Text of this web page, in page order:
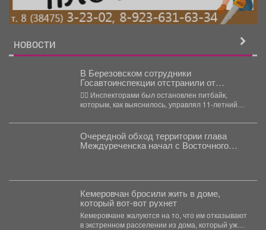
НОВОСТИ
В Березовском сотрудники
Госавтоинспекции отстранили от
управления несовершеннолетнего
водителя питбайка
👮‍♂ Инспекторами был остановлен питбайк,
которым, как выяснилось, управлял 11-летний
Очередной обход территории глава
Междуреченска начал с Восточного
района.
Кемеровчан бросили жить в доме,
который вот-вот рухнет
Кемеровчане жалуются на то, что им отказывают
в экстренном расселении из дома, который уже